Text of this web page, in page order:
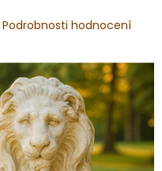
Podrobnosti hodnocení